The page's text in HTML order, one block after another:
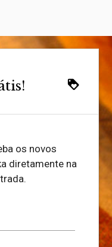
loyalty
os novos
diretamente na